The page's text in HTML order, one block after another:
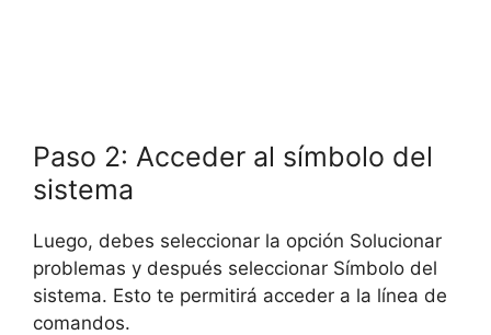
Paso 2: Acceder al símbolo del
sistema
Luego, debes seleccionar la opción Solucionar
problemas y después seleccionar Símbolo del
sistema. Esto te permitirá acceder a la línea de
comandos.